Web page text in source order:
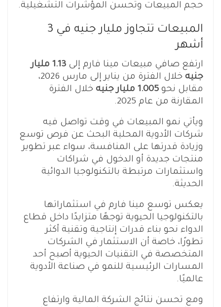
حجم المبيعات وتحسن المؤشرات التشغيلية.
المبيعات تتجاوز مليار جنيه في 3
أشهر
ارتفع صافي مبيعات مينا فارم إلى
1.13 مليار
جنيه
خلال الفترة من يناير إلى مارس 2026،
مقابل نحو 1.005 مليار جنيه
خلال الفترة
المقارنة من عام 2025.
ويأتي نمو المبيعات في وقت تواصل فيه
شركات الأدوية المحلية البحث عن فرص توسع
وزيادة قدرتها على المنافسة، سواء عبر تطوير
منتجات جديدة أو الدخول في شراكات
واستثمارات مرتبطة بالتكنولوجيا الدوائية
الحديثة.
يعكس توسع مينا فارم في استثماراتها
بالتكنولوجيا الحيوية توجهًا متزايدًا داخل قطاع
الدواء نحو بناء قدرات إنتاجية وتقنية أكثر
تطورًا، خاصة أن الاستثمار في الشركات
المتخصصة في التقنيات الحيوية أصبح أحد
المسارات الرئيسية للنمو في صناعة الأدوية
عالميًا.
ومع تحسن نتائج الشركة المالية وارتفاع